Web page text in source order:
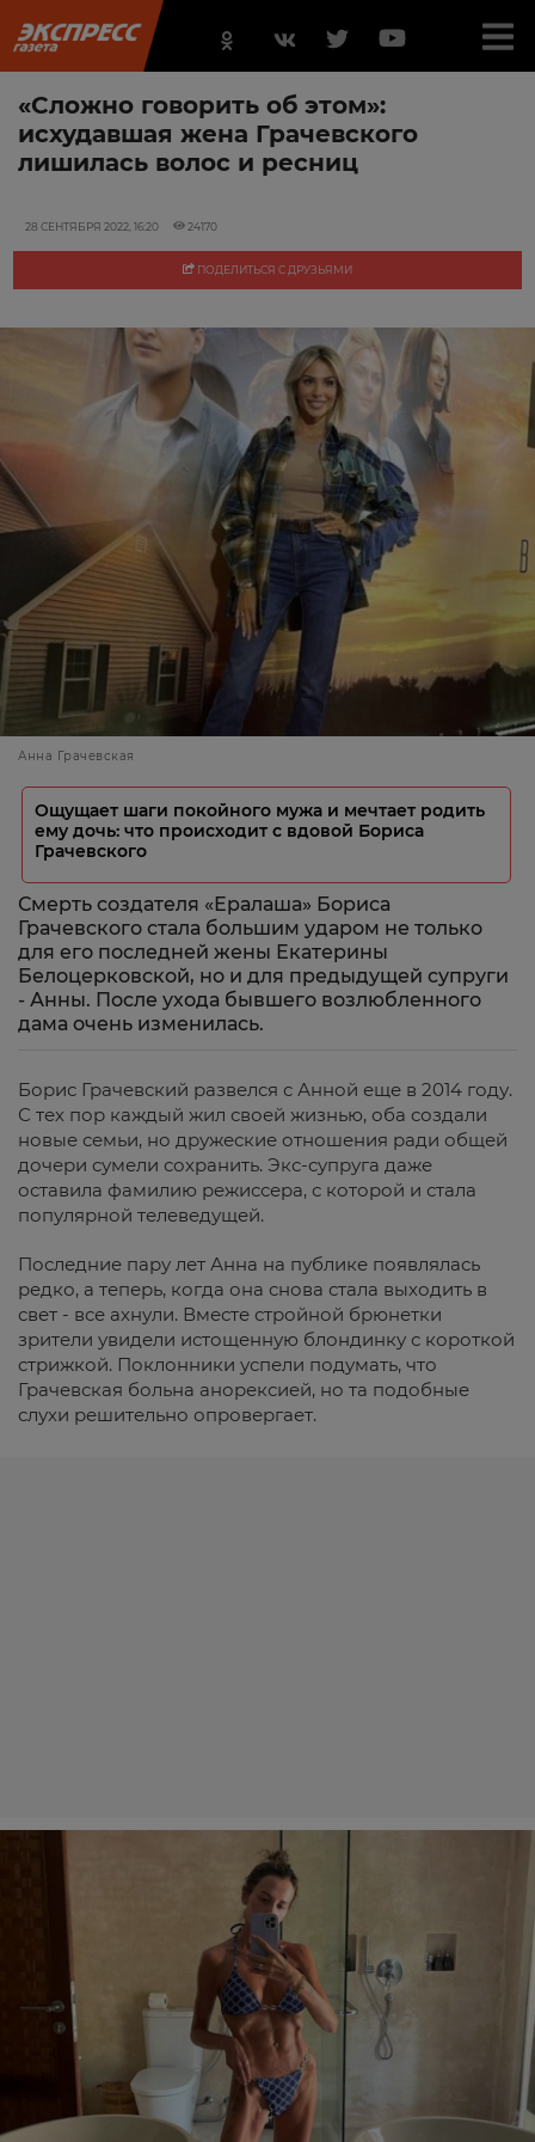
«Сложно говорить об этом»:
исхудавшая жена Грачевского
лишилась волос и ресниц
28 СЕНТЯБРЯ 2022, 16:20 24170
ПОДЕЛИТЬСЯ С ДРУЗЬЯМИ
Анна Грачевская
Ощущает шаги покойного мужа и мечтает родить
ему дочь: что происходит с вдовой Бориса
Грачевского
Смерть создателя «Ералаша» Бориса
Грачевского стала большим ударом не только
для его последней жены Екатерины
Белоцерковской, но и для предыдущей супруги
- Анны. После ухода бывшего возлюбленного
дама очень изменилась.
Борис Грачевский развелся с Анной еще в 2014 году.
С тех пор каждый жил своей жизнью, оба создали
новые семьи, но дружеские отношения ради общей
дочери сумели сохранить. Экс-супруга даже
оставила фамилию режиссера, с которой и стала
популярной телеведущей.
Последние пару лет Анна на публике появлялась
редко, а теперь, когда она снова стала выходить в
свет - все ахнули. Вместе стройной брюнетки
зрители увидели истощенную блондинку с короткой
стрижкой. Поклонники успели подумать, что
Грачевская больна анорексией, но та подобные
слухи решительно опровергает.